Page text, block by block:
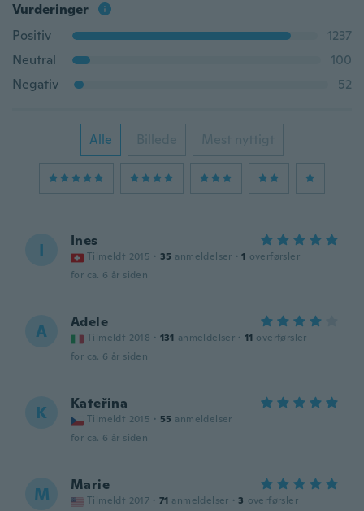
Vurderinger
Positiv
1237
Neutral
100
Negativ
52
Alle Billede Mest nyttigt
I Ines
Tilmeldt 2015 · 35 anmeldelser · 1 overførsler
for ca. 6 år siden
A Adele
Tilmeldt 2018 · 131 anmeldelser · 11 overførsler
for ca. 6 år siden
K Kateřina
Tilmeldt 2015 · 55 anmeldelser
for ca. 6 år siden
M Marie
Tilmeldt 2017 · 71 anmeldelser · 3 overførsler